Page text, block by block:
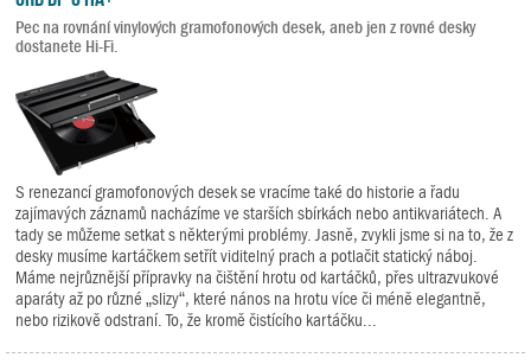
Pec na rovnání vinylových gramofonových desek, aneb jen z rovné desky
dostanete Hi-Fi.
S renezancí gramofonových desek se vracíme také do historie a řadu
zajímavých záznamů nacházíme ve starších sbírkách nebo antikvariátech. A
tady se můžeme setkat s některými problémy. Jasně, zvykli jsme si na to, že z
desky musíme kartáčkem setřít viditelný prach a potlačit statický náboj.
Máme nejrůznější přípravky na čištění hrotu od kartáčků, přes ultrazvukové
aparáty až po různé „slizy“, které nános na hrotu více či méně elegantně,
nebo rizikově odstraní. To, že kromě čistícího kartáčku...